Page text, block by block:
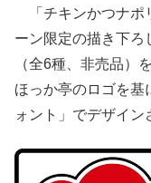
「チキンかつナポ
ーン限定の描き下ろ
（全6種、非売品）
ほっか亭のロゴを基
ォント」でデザイン